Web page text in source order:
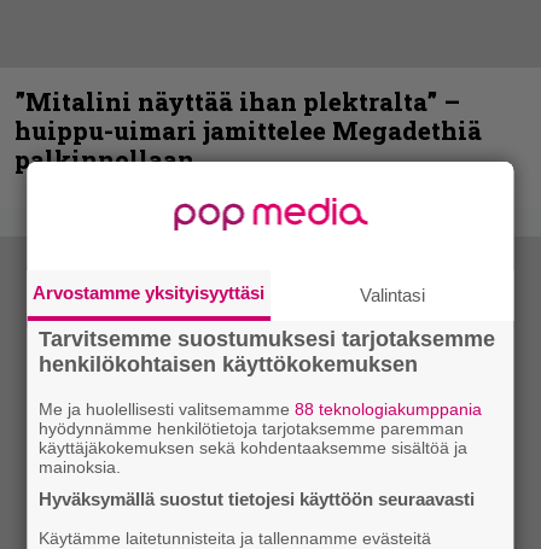
”Mitalini näyttää ihan plektralta” –
huippu-uimari jamittelee Megadethiä
palkinnollaan
Arvostamme yksityisyyttäsi Valintasi
Tarvitsemme suostumuksesi tarjotaksemme
henkilökohtaisen käyttökokemuksen
Me ja huolellisesti valitsemamme88 teknologiakumppania
hyödynnämme henkilötietoja tarjotaksemme paremman
käyttäjäkokemuksen sekä kohdentaaksemme sisältöä ja
mainoksia.
Hyväksymällä suostut tietojesi käyttöön seuraavasti
Käytämme laitetunnisteita ja tallennamme evästeitä